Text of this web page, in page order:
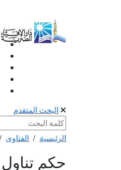
البحث المتقدم
الرئيسية الفتاوى
حكم